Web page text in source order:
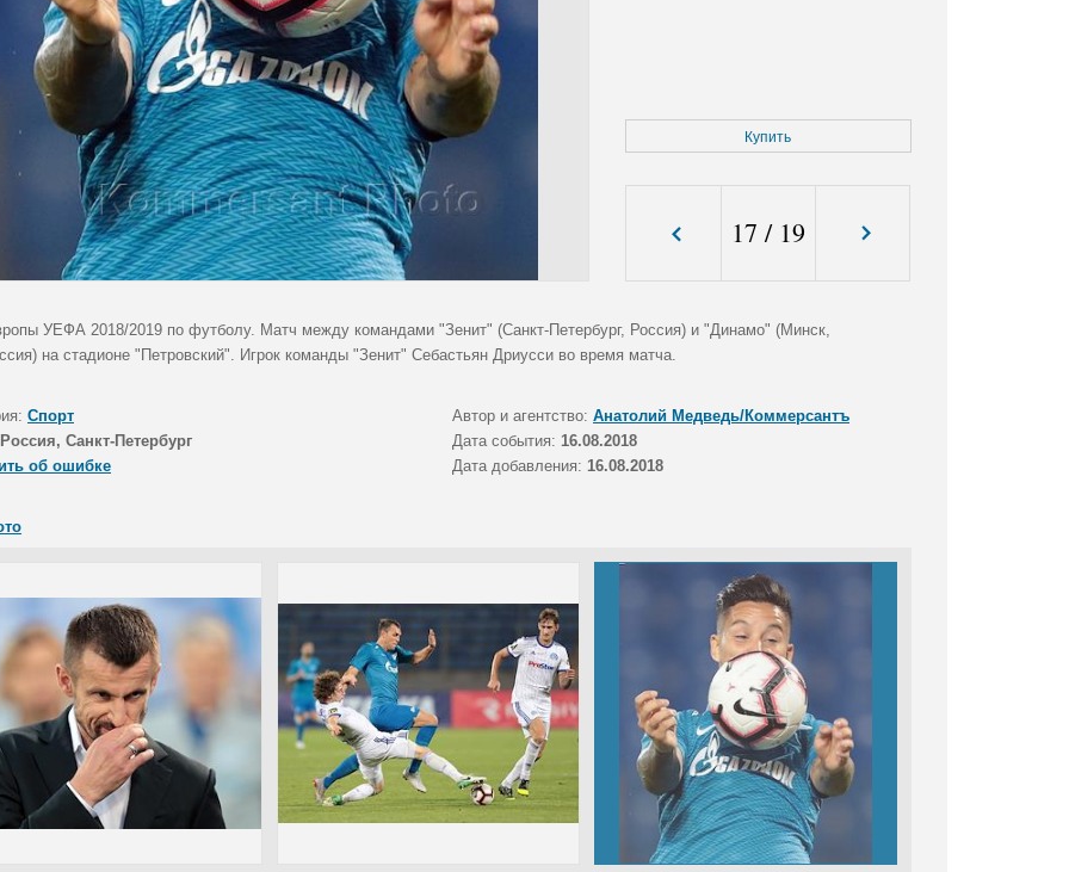
Купить
17 / 19
УЕФА 2018/2019 по футболу. Матч между командами "Зенит" (Санкт-Петербург, Россия) и "Динамо" (Минск,
на стадионе "Петровский". Игрок команды "Зенит" Себастьян Дриусси во время матча.
Спорт Автор и агентство: Анатолий Медведь/Коммерсантъ
Россия, Санкт-Петербург Дата события: 16.08.2018
об ошибке
Дата добавления: 16.08.2018